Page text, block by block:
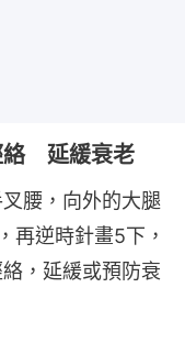
絡 延緩衰老
腰，向外的大腿
再逆時針畫5下，
，延緩或預防衰